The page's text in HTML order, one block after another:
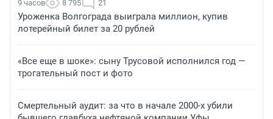
9 часов 8 795 21
Уроженка Волгограда выиграла миллион, купив
лотерейный билет за 20 рублей
«Все еще в шоке»: сыну Трусовой исполнился год —
трогательный пост и фото
Смертельный аудит: за что в начале 2000-х убили